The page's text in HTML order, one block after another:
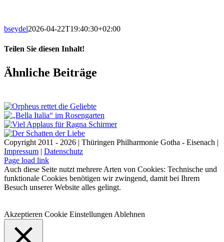
bseydel2026-04-22T19:40:30+02:00
Teilen Sie diesen Inhalt!
Facebook
X
LinkedIn
E-
Mail
Ähnliche Beiträge
Copyright 2011 - 2026 | Thüringen Philharmonie Gotha - Eisenach |
Impressum | Datenschutz
Facebook
Instagram
WhatsApp
YouTube
E-
Mail
Telefon
Page load link
Auch diese Seite nutzt mehrere Arten von Cookies: Technische und
funktionale Cookies benötigen wir zwingend, damit bei Ihrem
Besuch unserer Website alles gelingt.
Akzeptieren Cookie Einstellungen Ablehnen